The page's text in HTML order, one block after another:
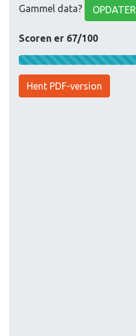
Gammel data? OPDATER
Scoren er 67/100
Hent PDF-version